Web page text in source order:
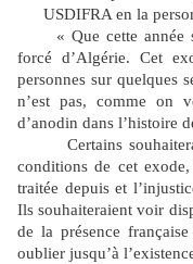
USDIFRA en la
« Que cette année
forcé d’Algérie. Cet
personnes sur quelques
n’est pas, comme on
d’anodin dans l’histoire
Certains
conditions de cet
traitée depuis et
Ils souhaiteraient voir
de la présence
oublier jusqu’à